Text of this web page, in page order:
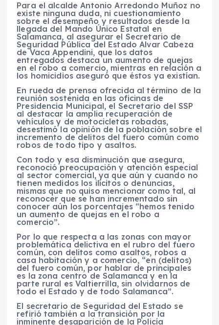
Para el alcalde Antonio Arredondo Muñoz no
existe ninguna duda, ni cuestionamiento
sobre el desempeño y resultados desde la
llegada del Mando Único Estatal en
Salamanca, al asegurar el Secretario de
Seguridad Pública del Estado Alvar Cabeza
de Vaca Appendini, que los datos
entregados destaca un aumento de quejas
en el robo a comercio, mientras en relación a
los homicidios aseguró que éstos ya existían.
En rueda de prensa ofrecida al término de la
reunión sostenida en las oficinas de
Presidencia Municipal, el Secretario del SSP
al destacar la amplia recuperación de
vehículos y de motocicletas robadas,
desestimó la opinión de la población sobre el
incremento de delitos del fuero común como
robos de todo tipo y asaltos.
Con todo y esa disminución que asegura,
reconoció preocupación y atención especial
al sector comercial, ya que aún y cuando no
tienen medidos los ilícitos o denuncias,
mismas que no quiso mencionar como tal, al
reconocer que se han incrementado sin
conocer aún los porcentajes “hemos tenido
un aumento de quejas en el robo a
comercio”.
Por lo que respecta a las zonas con mayor
problemática delictiva en el rubro del fuero
común, con delitos como asaltos, robos a
casa habitación y a comercio, “en (delitos)
del fuero común, por hablar de principales
es la zona centro de Salamanca y en la
parte rural es Valtierrilla, sin olvidarnos de
todo el Estado y de todo Salamanca”.
El secretario de Seguridad del Estado se
refirió también a la transición por la
inminente desaparición de la Policía